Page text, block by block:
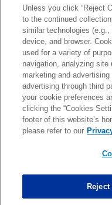
More NFL
TOP
PHOTO BY AP
Unless you click “Reject
to the continued
similar technologies
device, and browser.
used for a variety of
navigation, analyzing
marketing and
advertising through third
your cookie preferences
clicking the “Cookies
footer of this website’s
please refer to our